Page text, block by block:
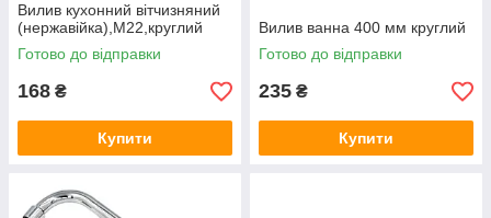
Вилив кухонний вітчизняний
(нержавійка),М22,круглий
Готово до відправки
168 ₴
Купити
Вилив ванна 400 мм круглий
Готово до відправки
235 ₴
Купити